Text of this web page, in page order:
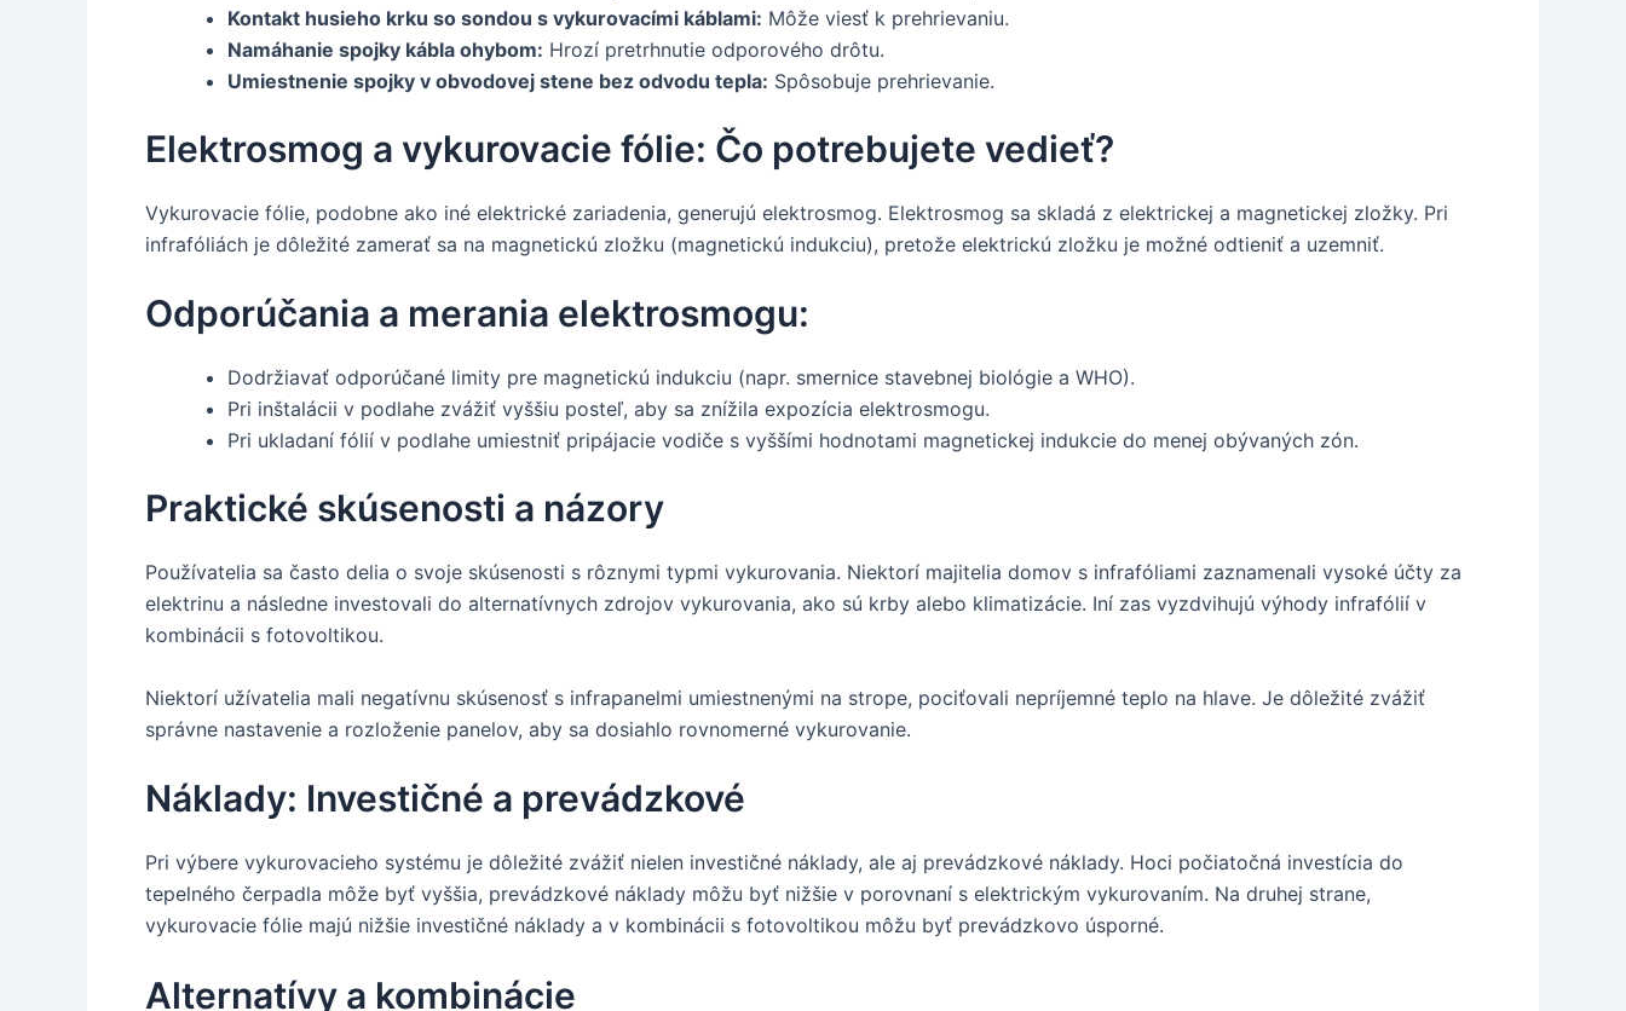
Kontakt husieho krku so sondou s vykurovacími káblami: Môže viesť k prehrievaniu.
Namáhanie spojky kábla ohybom: Hrozí pretrhnutie odporového drôtu.
Umiestnenie spojky v obvodovej stene bez odvodu tepla: Spôsobuje prehrievanie.
Elektrosmog a vykurovacie fólie: Čo potrebujete vedieť?
Vykurovacie fólie, podobne ako iné elektrické zariadenia, generujú elektrosmog. Elektrosmog sa skladá z elektrickej a magnetickej zložky. Pri
infrafóliách je dôležité zamerať sa na magnetickú zložku (magnetickú indukciu), pretože elektrickú zložku je možné odtieniť a uzemniť.
Odporúčania a merania elektrosmogu:
Dodržiavať odporúčané limity pre magnetickú indukciu (napr. smernice stavebnej biológie a WHO).
Pri inštalácii v podlahe zvážiť vyššiu posteľ, aby sa znížila expozícia elektrosmogu.
Pri ukladaní fólií v podlahe umiestniť pripájacie vodiče s vyššími hodnotami magnetickej indukcie do menej obývaných zón.
Praktické skúsenosti a názory
Používatelia sa často delia o svoje skúsenosti s rôznymi typmi vykurovania. Niektorí majitelia domov s infrafóliami zaznamenali vysoké účty za
elektrinu a následne investovali do alternatívnych zdrojov vykurovania, ako sú krby alebo klimatizácie. Iní zas vyzdvihujú výhody infrafólií v
kombinácii s fotovoltikou.
Niektorí užívatelia mali negatívnu skúsenosť s infrapanelmi umiestnenými na strope, pociťovali nepríjemné teplo na hlave. Je dôležité zvážiť
správne nastavenie a rozloženie panelov, aby sa dosiahlo rovnomerné vykurovanie.
Náklady: Investičné a prevádzkové
Pri výbere vykurovacieho systému je dôležité zvážiť nielen investičné náklady, ale aj prevádzkové náklady. Hoci počiatočná investícia do
tepelného čerpadla môže byť vyššia, prevádzkové náklady môžu byť nižšie v porovnaní s elektrickým vykurovaním. Na druhej strane,
vykurovacie fólie majú nižšie investičné náklady a v kombinácii s fotovoltikou môžu byť prevádzkovo úsporné.
Alternatívy a kombinácie